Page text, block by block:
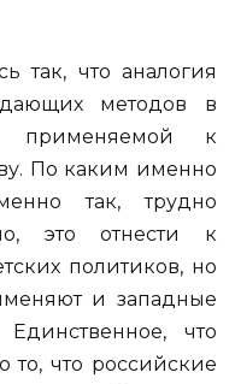
так, что аналогия
методов в
применяемой к
По каким именно
так, трудно
это отнести к
политиков, но
и западные
что
то, что российские